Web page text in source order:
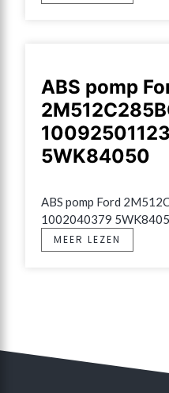
ABS pomp
5WK84050
ABS pomp Ford
1002040379
MEER LEZEN